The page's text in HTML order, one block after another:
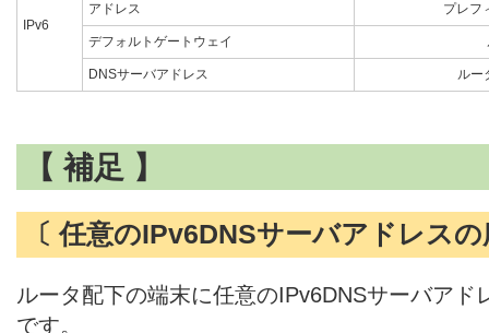
IPv6
アドレス プレフ
デフォルトゲートウェイ
DNSサーバアドレス ルー
【 補足 】
〔 任意のIPv6DNSサーバアドレス
ルータ配下の端末に任意のIPv6DNSサーバアド
です。